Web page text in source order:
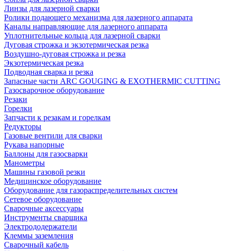
Линзы для лазерной сварки
Ролики подающего механизма для лазерного аппарата
Каналы направляющие для лазерного аппарата
Уплотнительные кольца для лазерной сварки
Дуговая строжка и экзотермическая резка
Воздушно-дуговая строжка и резка
Экзотермическая резка
Подводная сварка и резка
Запасные части ARC GOUGING & EXOTHERMIC CUTTING
Газосварочное оборудование
Резаки
Горелки
Запчасти к резакам и горелкам
Редукторы
Газовые вентили для сварки
Рукава напорные
Баллоны для газосварки
Манометры
Машины газовой резки
Медицинское оборудование
Оборудование для газораспределительных систем
Сетевое оборудование
Сварочные аксессуары
Инструменты сварщика
Электрододержатели
Клеммы заземления
Сварочный кабель